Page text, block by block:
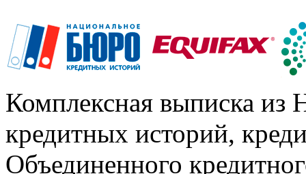
Комплексная выписка из
кредитных историй,
Объединенного